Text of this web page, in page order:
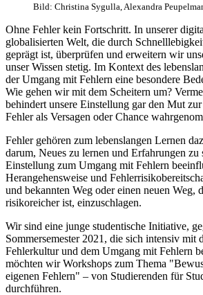
Bild: Christina Sygulla, Alexandra
Ohne Fehler kein Fortschritt. In unserer
globalisierten Welt, die durch
geprägt ist, überprüfen und erweitern wir
unser Wissen stetig. Im Kontext des
der Umgang mit Fehlern eine besondere
Wie gehen wir mit dem Scheitern um?
behindert unsere Einstellung gar den Mut
Fehler als Versagen oder Chance
Fehler gehören zum lebenslangen Lernen
darum, Neues zu lernen und Erfahrungen zu
Einstellung zum Umgang mit Fehlern
Herangehensweise und
und bekannten Weg oder einen neuen Weg,
risikoreicher ist, einzuschlagen.
Wir sind eine junge studentische Initiative,
Sommersemester 2021, die sich intensiv mit
Fehlerkultur und dem Umgang mit Fehlern
möchten wir Workshops zum Thema
eigenen Fehlern" – von Studierenden für
durchführen.